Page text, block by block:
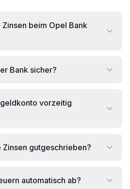
beim Opel Bank
Bank sicher?
vorzeitig
gutgeschrieben?
automatisch ab?